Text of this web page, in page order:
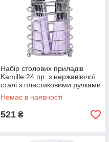
Набір столових приладів
Kamille 24 пр. з нержавіючої
сталі з пластиковими ручками
і підставкою KM-5241
Немає в наявності
521 ₴